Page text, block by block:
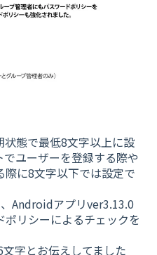
態で最低8文字以上に設
ユーザーを登録する際や
に8文字以下では設定で
Androidアプリver3.13.0
リシーによるチェックを
字とお伝えしてました